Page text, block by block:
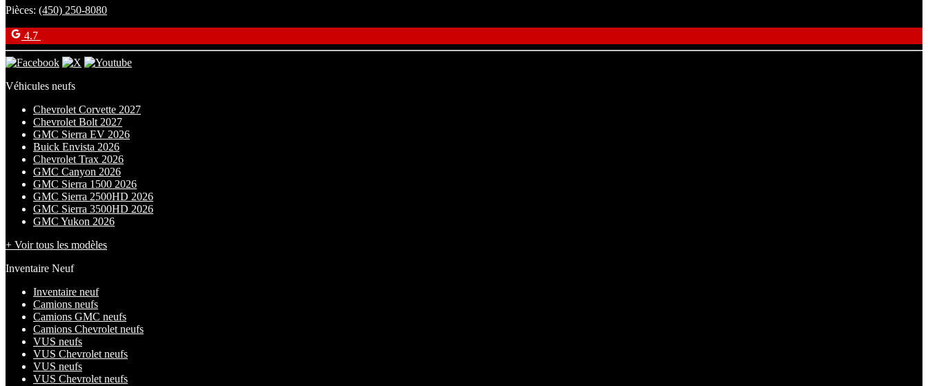
Pièces: (450) 250-8080
4.7
Véhicules neufs
Chevrolet Corvette 2027
Chevrolet Bolt 2027
GMC Sierra EV 2026
Buick Envista 2026
Chevrolet Trax 2026
GMC Canyon 2026
GMC Sierra 1500 2026
GMC Sierra 2500HD 2026
GMC Sierra 3500HD 2026
GMC Yukon 2026
+ Voir tous les modèles
Inventaire Neuf
Inventaire neuf
Camions neufs
Camions GMC neufs
Camions Chevrolet neufs
VUS neufs
VUS Chevrolet neufs
VUS neufs
VUS Chevrolet neufs